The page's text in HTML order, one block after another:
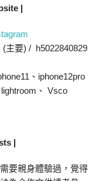
|
主要) / h5022840829
、iphone12pro
、 Vsco
|
要親身體驗過，覺得